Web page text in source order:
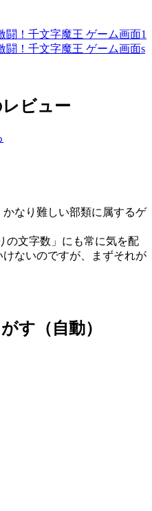
ビュー
なり難しい部類に属するゲ
の文字数」にも常に気を配
ないのですが、まずそれが
す（自動）